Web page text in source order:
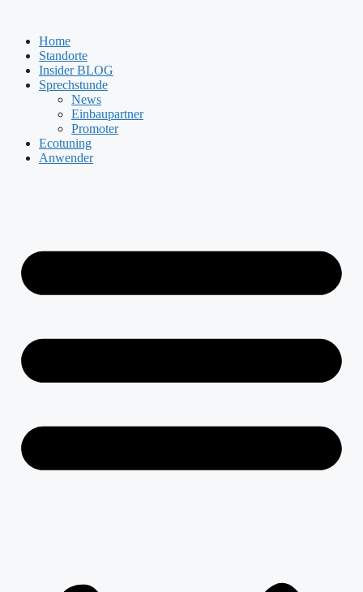
springenHome
Standorte
Insider BLOG
Sprechstunde
News
Einbaupartner
Promoter
Ecotuning
Anwender